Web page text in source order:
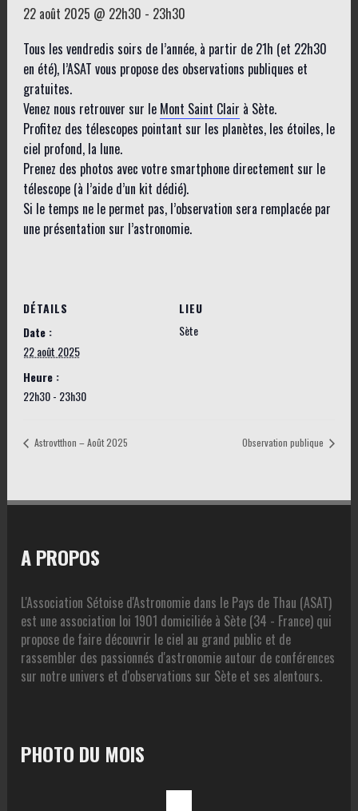
22 août 2025 @ 22h30 - 23h30
Tous les vendredis soirs de l’année, à partir de 21h (et 22h30
en été), l’ASAT vous propose des observations publiques et
gratuites.
Venez nous retrouver sur le Mont Saint Clair à Sète.
Profitez des télescopes pointant sur les planètes, les étoiles, le
ciel profond, la lune.
Prenez des photos avec votre smartphone directement sur le
télescope (à l’aide d’un kit dédié).
Si le temps ne le permet pas, l’observation sera remplacée par
une présentation sur l’astronomie.
DÉTAILS
Date :
22 août 2025
Heure :
22h30 - 23h30
LIEU
Sète
Astrovtthon – Août 2025 Observation publique
A PROPOS
L'Association Sétoise d'Astronomie dans le Pays de Thau (ASAT)
est une association loi 1901 domiciliée à Sète (34 - France) qui
propose de faire découvrir le ciel au grand public et de
rassembler des passionnés d'astronomie autour de conférences
sur notre univers et d'observations sur Sète et ses alentours.
PHOTO DU MOIS